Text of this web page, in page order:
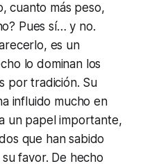
cuanto más peso,
Pues sí… y no.
es un
lo dominan los
por tradición. Su
influido mucho en
un papel importante,
que han sabido
favor. De hecho